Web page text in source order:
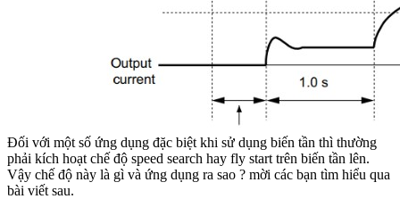
Đối với một số ứng dụng đặc biệt khi sử dụng biến tần thì thường
phải kích hoạt chế độ speed search hay fly start trên biến tần lên.
Vậy chế độ này là gì và ứng dụng ra sao ? mời các bạn tìm hiểu qua
bài viết sau.